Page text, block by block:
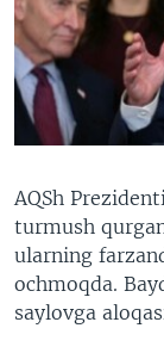
VIDEO
XABARLAR
ODNOKLASSNIKI
TELEGRAM
TWITTER
SOUNDCLOUD
VOA
AQSh
turmush
ularning
ochmoqda.
saylovga